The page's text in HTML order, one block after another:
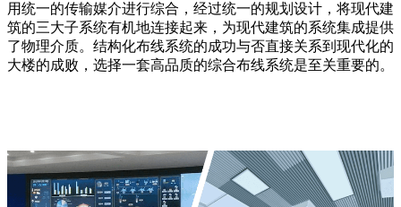
用统一的传输媒介进行综合，经过统一的规划设计，将现代建
筑的三大子系统有机地连接起来，为现代建筑的系统集成提供
了物理介质。结构化布线系统的成功与否直接关系到现代化的
大楼的成败，选择一套高品质的综合布线系统是至关重要的。